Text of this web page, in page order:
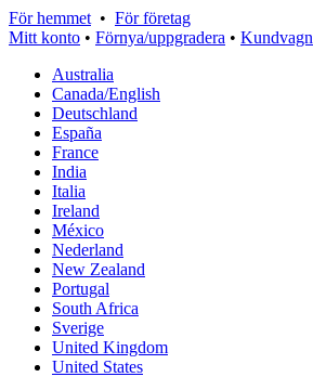
För hemmet • För företag
Mitt konto • Förnya/uppgradera • Kundvagn
Australia
Canada/English
Deutschland
España
France
India
Italia
Ireland
México
Nederland
New Zealand
Portugal
South Africa
Sverige
United Kingdom
United States